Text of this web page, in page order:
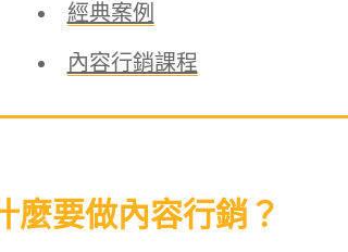
經典案例
內容行銷課程
麼要做內容行銷？